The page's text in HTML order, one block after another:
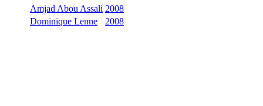
Amjad Abou Assali 2008
Dominique Lenne
2008